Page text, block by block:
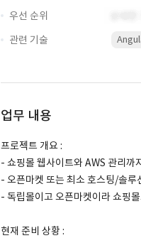
우선 순위
관련 기술
업무 내용
프로젝트 개요 :
- 쇼핑몰 웹사이트와 AWS 관리까
- 오픈마켓 또는 최소 호스팅/솔루
- 독립몰이고 오픈마켓이라 쇼핑
현재 준비 상황 :